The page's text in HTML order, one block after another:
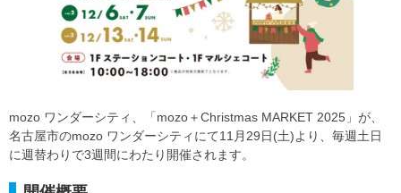
mozo ワンダーシティ、「mozo＋Christmas MARKET 2025」が、
名古屋市のmozo ワンダーシティにて11月29日(土)より、毎週土日
に週替わりで3週間にわたり開催されます。